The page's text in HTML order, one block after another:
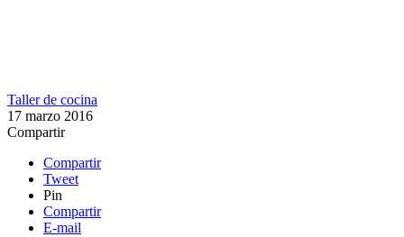
Taller de cocina
17 marzo 2016
Compartir
Compartir
Tweet
Pin
Compartir
E-mail